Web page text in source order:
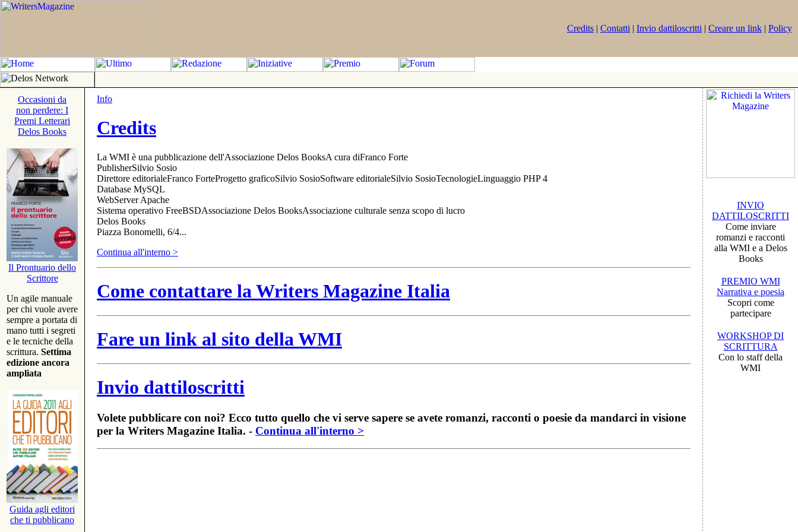
Credits | Contatti | Invio dattiloscritti | Creare un link | Policy
Occasioni da
non perdere: I
Premi Letterari
Delos Books
Il Prontuario dello
Scrittore
Un agile manuale
per chi vuole avere
sempre a portata di
mano tutti i segreti
e le tecniche della
scrittura. Settima
edizione ancora
ampliata
Guida agli editori
che ti pubblicano
Info
Credits
La WMI è una pubblicazione dell'Associazione Delos BooksA cura diFranco Forte
PublisherSilvio Sosio
Direttore editorialeFranco ForteProgetto graficoSilvio SosioSoftware editorialeSilvio SosioTecnologieLinguaggio PHP 4
Database MySQL
WebServer Apache
Sistema operativo FreeBSDAssociazione Delos BooksAssociazione culturale senza scopo di lucro
Delos Books
Piazza Bonomelli, 6/4...
Continua all'interno >
Come contattare la Writers Magazine Italia
Fare un link al sito della WMI
Invio dattiloscritti
Volete pubblicare con noi? Ecco tutto quello che vi serve sapere se avete romanzi, racconti o poesie da mandarci in visione
per la Writers Magazine Italia. - Continua all'interno >
INVIO
DATTILOSCRITTI
Come inviare
romanzi e racconti
alla WMI e a Delos
Books
PREMIO WMI
Narrativa e poesia
Scopri come
partecipare
WORKSHOP DI
SCRITTURA
Con lo staff della
WMI